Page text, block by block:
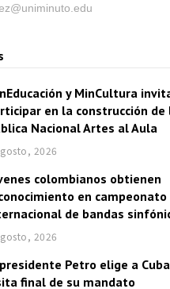
y MinCultura
en la construcción
Nacional Artes al Aula
2026
colombianos obtienen
en campeonato
de bandas
2026
Petro elige a
final de su mandato